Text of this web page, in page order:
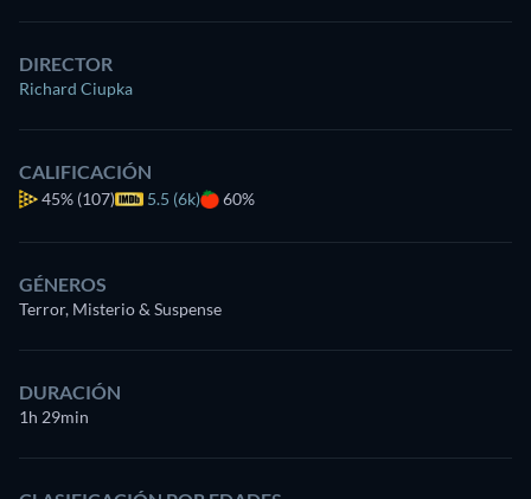
DIRECTOR
Richard Ciupka
CALIFICACIÓN
45% (107) 5.5 (6k) 60%
GÉNEROS
Terror, Misterio & Suspense
DURACIÓN
1h 29min